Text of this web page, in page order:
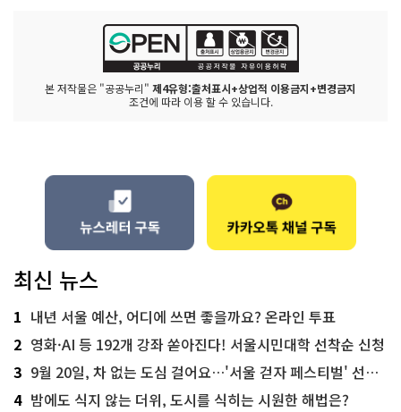
본 저작물은 "공공누리" 제4유형:출처표시+상업적 이용금지+변경금지
조건에 따라 이용 할 수 있습니다.
최신 뉴스
1 내년 서울 예산, 어디에 쓰면 좋을까요? 온라인 투표
2 영화·AI 등 192개 강좌 쏟아진다! 서울시민대학 선착순 신청
3 9월 20일, 차 없는 도심 걸어요…'서울 걷자 페스티벌' 선착순 5천명
4 밤에도 식지 않는 더위, 도시를 식히는 시원한 해법은?